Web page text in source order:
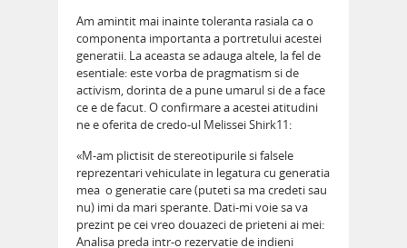
Am amintit mai inainte toleranta rasiala ca o
componenta importanta a portretului acestei
generatii. La aceasta se adauga altele, la fel de
esentiale: este vorba de pragmatism si de
activism, dorinta de a pune umarul si de a face
ce e de facut. O confirmare a acestei atitudini
ne e oferita de credo-ul Melissei Shirk11:
«M-am plictisit de stereotipurile si falsele
reprezentari vehiculate in legatura cu generatia
mea  o generatie care (puteti sa ma credeti sau
nu) imi da mari sperante. Dati-mi voie sa va
prezint pe cei vreo douazeci de prieteni ai mei:
Analisa preda intr-o rezervatie de indieni